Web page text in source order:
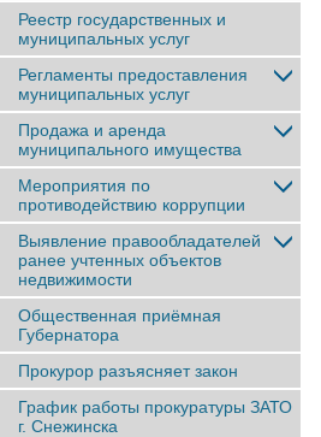
Реестр государственных и
муниципальных услуг
Регламенты предоставления
муниципальных услуг
Продажа и аренда
муниципального имущества
Мероприятия по
противодействию коррупции
Выявление правообладателей
ранее учтенныx объектов
недвижимости
Общественная приёмная
Губернатора
Прокурор разъясняет закон
График работы прокуратуры ЗАТО
г. Снежинска